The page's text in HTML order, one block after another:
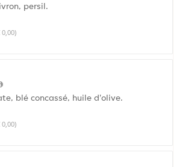
persil.
blé concassé, huile d'olive.